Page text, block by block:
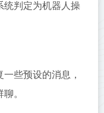
统判定为机器人操
些预设的消息，
。